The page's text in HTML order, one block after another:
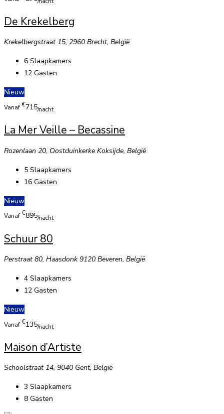
De Krekelberg
Krekelbergstraat 15, 2960 Brecht, België
6 Slaapkamers
12 Gasten
Nieuw
Vanaf €715/nacht
La Mer Veille – Becassine
Rozenlaan 20, Oostduinkerke Koksijde, België
5 Slaapkamers
16 Gasten
Nieuw
Vanaf €895/nacht
Schuur 80
Perstraat 80, Haasdonk 9120 Beveren, België
4 Slaapkamers
12 Gasten
Nieuw
Vanaf €135/nacht
Maison d’Artiste
Schoolstraat 14, 9040 Gent, België
3 Slaapkamers
8 Gasten